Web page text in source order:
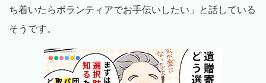
ち着いたらボランティアでお手伝いしたい」と話している
そうです。